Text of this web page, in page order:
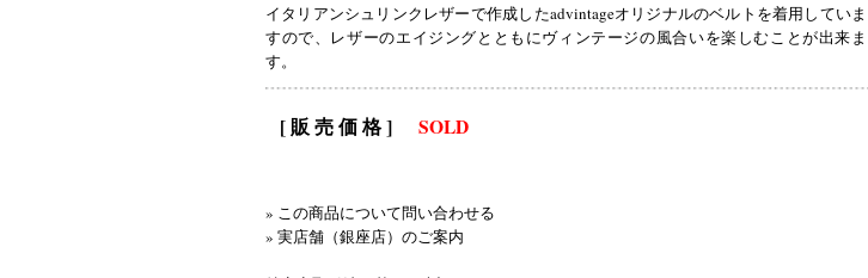
イタリアンシュリンクレザーで作成したadvintageオリジナルのベルトを着用していま
すので、レザーのエイジングとともにヴィンテージの風合いを楽しむことが出来ま
す。
[ 販 売 価 格 ] SOLD
» この商品について問い合わせる
» 実店舗（銀座店）のご案内